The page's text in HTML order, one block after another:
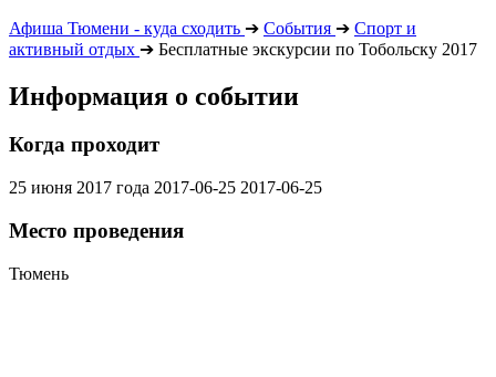
Афиша Тюмени - куда сходить ➔ События ➔ Спорт и
активный отдых ➔ Бесплатные экскурсии по Тобольску 2017
Информация о событии
Когда проходит
25 июня 2017 года 2017-06-25 2017-06-25
Место проведения
Тюмень